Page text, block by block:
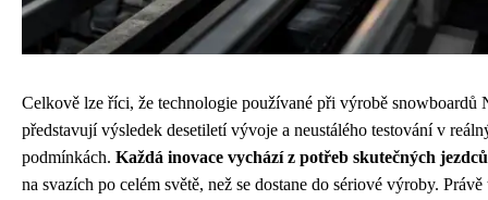
Celkově lze říci, že technologie používané při výrobě snowboardů
představují výsledek desetiletí vývoje a neustálého testování v
podmínkách. Každá inovace vychází z potřeb skutečných jezdců
na svazích po celém světě, než se dostane do sériové výroby.